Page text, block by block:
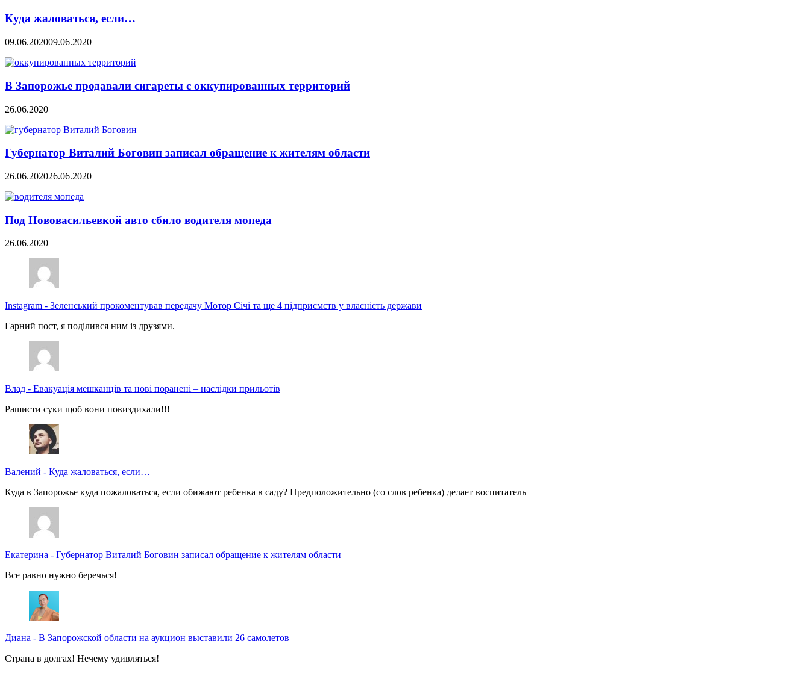
Куда жаловаться, если…
09.06.202009.06.2020
В Запорожье продавали сигареты с оккупированных территорий
26.06.2020
Губернатор Виталий Боговин записал обращение к жителям области
26.06.202026.06.2020
Под Нововасильевкой авто сбило водителя мопеда
26.06.2020
Instagram - Зеленський прокоментував передачу Мотор Січі та ще 4 підприємств у власність держави
Гарний пост, я поділився ним із друзями.
Влад - Евакуація мешканців та нові поранені – наслідки прильотів
Рашисти суки щоб вони повиздихали!!!
Валений - Куда жаловаться, если…
Куда в Запорожье куда пожаловаться, если обижают ребенка в саду? Предположительно (со слов ребенка) делает воспитатель
Екатерина - Губернатор Виталий Боговин записал обращение к жителям области
Все равно нужно беречься!
Диана - В Запорожской области на аукцион выставили 26 самолетов
Страна в долгах! Нечему удивляться!